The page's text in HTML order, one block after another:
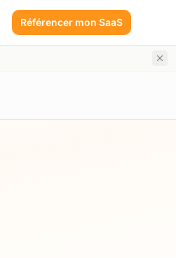
Référencer mon SaaS